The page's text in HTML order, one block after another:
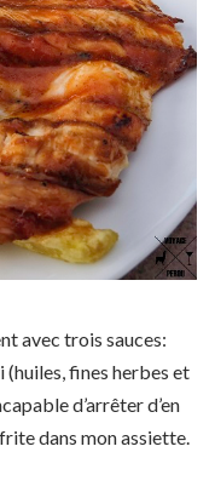
avec trois sauces:
fines herbes et
d’arrêter d’en
frite dans mon assiette.